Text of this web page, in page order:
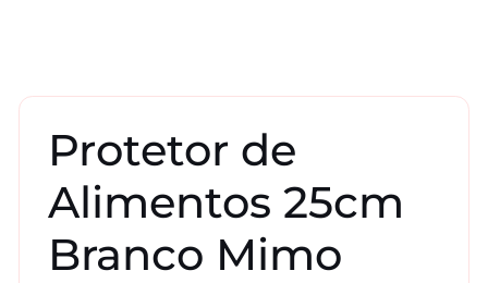
Protetor de
Alimentos 25cm
Branco Mimo